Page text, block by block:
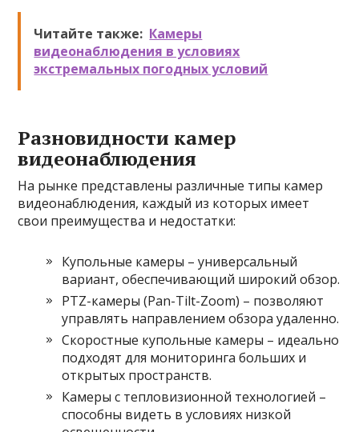
Читайте также: Камеры
видеонаблюдения в условиях
экстремальных погодных условий
Разновидности камер
видеонаблюдения
На рынке представлены различные типы камер
видеонаблюдения, каждый из которых имеет
свои преимущества и недостатки:
Купольные камеры – универсальный
вариант, обеспечивающий широкий обзор.
PTZ-камеры (Pan-Tilt-Zoom) – позволяют
управлять направлением обзора удаленно.
Скоростные купольные камеры – идеально
подходят для мониторинга больших и
открытых пространств.
Камеры с тепловизионной технологией –
способны видеть в условиях низкой